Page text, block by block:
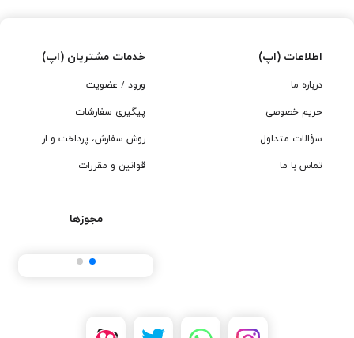
اطلاعات (اپ)
درباره ما
حریم خصوصی
سؤالات متداول
تماس با ما
خدمات مشتریان (اپ)
ورود / عضویت
پیگیری سفارشات
روش سفارش، پرداخت و ارسال
قوانین و مقررات
مجوزها